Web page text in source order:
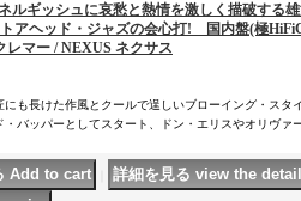
ルギッシュに哀愁と熱情を激しく描破する
トアヘッド・ジャズの会心打! 国内盤(極
マー / NEXUS ネクサス
も長けた作風とクールで逞しいブローイング・スタ
・バッパーとしてスタート、ドン・エリスやオリヴァ